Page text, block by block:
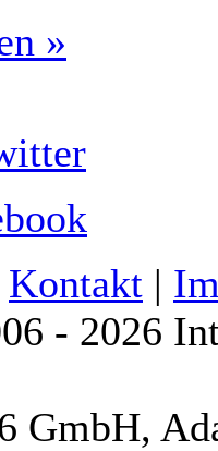
»
Kontakt |
- 2026
GmbH,